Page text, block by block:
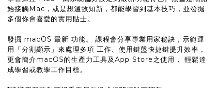
始接觸Mac，或是想溫故知新，都能學習到基本技巧，並發掘
多個你會喜愛的實用貼士。
發掘 macOS 最新 功能。 課程會分享專業用家秘訣，示範運
用「分割顯示」來處理多項 工作、使用鍵盤快捷鍵提升效率，
更會簡介macOS的生產力工具及App Store之使用， 輕鬆達
成學習或教學工作目標。